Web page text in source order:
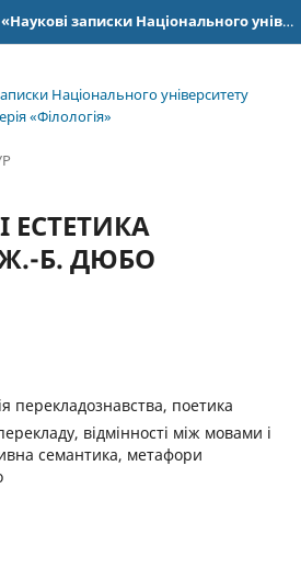
Науковий журнал «Наукові записки Національного університету «Острозька академія»: серія «Філологія»
Національного університету
«Філо­ло­гія»
ЕСТЕТИКА
Б. ДЮБО
перекладознавства, поетика
відмінності між мовами і
семантика, метафори